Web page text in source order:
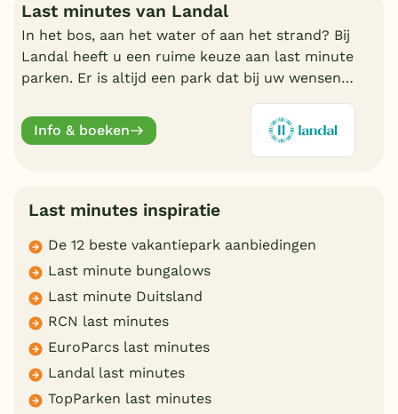
Last minutes van Landal
In het bos, aan het water of aan het strand? Bij
Landal heeft u een ruime keuze aan last minute
parken. Er is altijd een park dat bij uw wensen
online.
Info & boeken
Last minutes inspiratie
De 12 beste vakantiepark aanbiedingen
Last minute bungalows
Last minute Duitsland
RCN last minutes
EuroParcs last minutes
Landal last minutes
TopParken last minutes